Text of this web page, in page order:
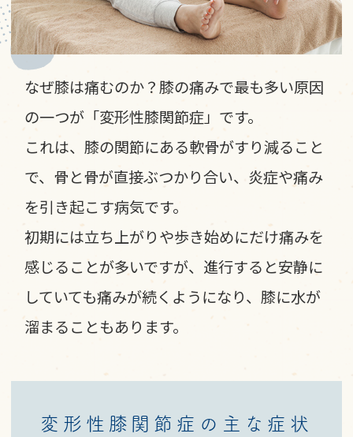
なぜ膝は痛むのか？膝の痛みで最も多い原因
の一つが「変形性膝関節症」です。
これは、膝の関節にある軟骨がすり減ること
で、骨と骨が直接ぶつかり合い、炎症や痛み
を引き起こす病気です。
初期には立ち上がりや歩き始めにだけ痛みを
感じることが多いですが、進行すると安静に
していても痛みが続くようになり、膝に水が
溜まることもあります。
変形性膝関節症の主な症状